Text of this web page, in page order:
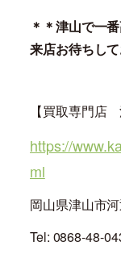
＊＊津山で一
来店お待ちし
【買取専門店
https://
ml
岡山県津山市
Tel: 0868-48-